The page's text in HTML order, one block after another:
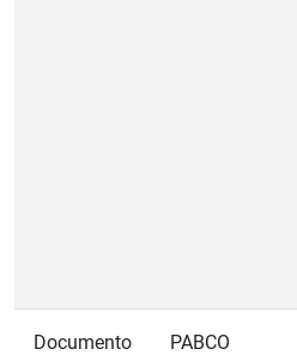
Documento
PABCO